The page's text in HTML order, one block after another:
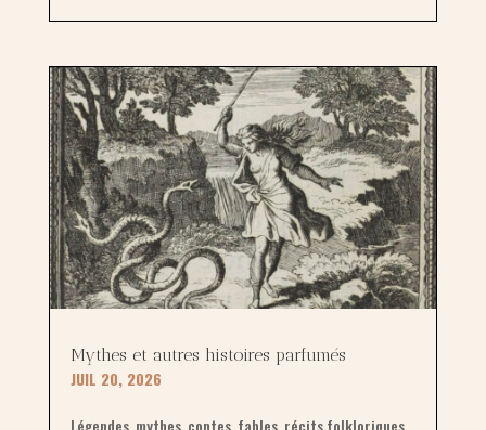
Mythes et autres histoires parfumés
JUIL 20, 2026
Légendes, mythes, contes, fables, récits folkloriques